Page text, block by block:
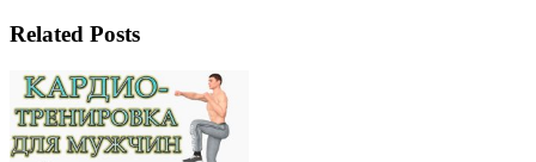
Related Posts